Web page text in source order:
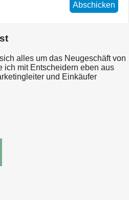
Abschicken
alles um das Neugeschäft von
ich mit Entscheidern eben aus
und Einkäufer